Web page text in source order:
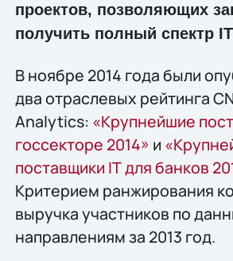
проектов, позволяющих
получить полный спектр
В ноябре 2014 года были
два отраслевых рейтинга
Analytics: «Крупнейшие
госсекторе 2014» и
поставщики IТ для банков
Критерием ранжирования
выручка участников по
направлениям за 2013 год.